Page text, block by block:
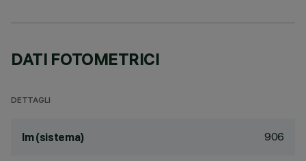
DATI FOTOMETRICI
DETTAGLI
lm (sistema) 906